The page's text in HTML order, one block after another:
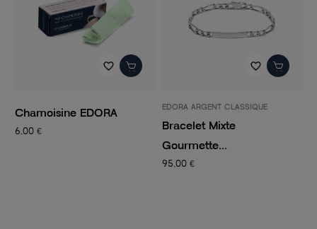
favorite_border
Chamoisine EDORA
6,00 €
favorite_border
EDORA ARGENT CLASSIQUE
Bracelet Mixte
Gourmette...
95,00 €